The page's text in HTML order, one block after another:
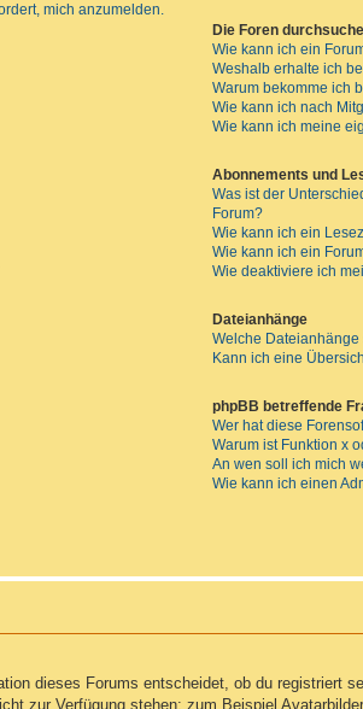
mich anzumelden.
Die Foren
Wie kann ich ein
Weshalb erhalte ich
Warum bekomme ich
Wie kann ich nach
Wie kann ich meine
Abonnements und
Was ist der
Forum?
Wie kann ich ein
Wie kann ich ein
Wie deaktiviere ich
Dateianhänge
Welche
Kann ich eine
phpBB betreffende
Wer hat diese
Warum ist Funktion x
An wen soll ich mich
Wie kann ich einen
dieses Forums entscheidet, ob du registriert
zur Verfügung stehen: zum Beispiel